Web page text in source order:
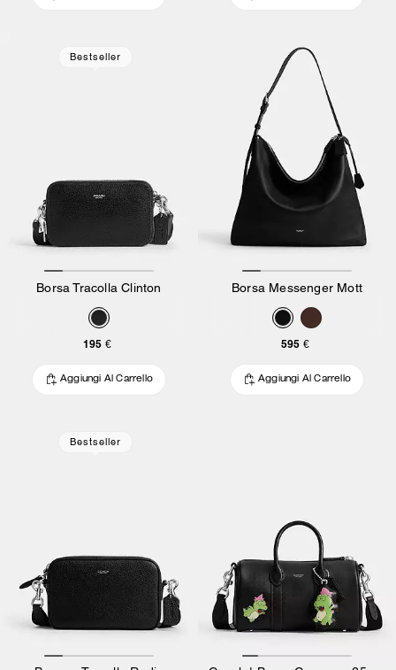
Bestseller
Borsa Tracolla Clinton
195 €
Aggiungi Al Carrello
Borsa Messenger Mott
595 €
Aggiungi Al Carrello
Bestseller